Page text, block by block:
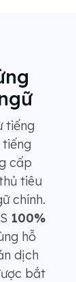
tiếng
cấp
tiêu
chính.
100%
hỗ
dịch
bắt